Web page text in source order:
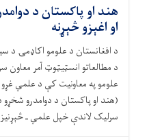
هند او پاکستان د
او اغېزو څېړنه
د افغانستان د علومو اکاډمۍ د
د مطالعاتو انسټیټوټ آمر
علومو په معاونیت کې د علمي
(هند او پاکستان د دوامدرو شخړو
سرلیک لاندې خپل علمي ـ